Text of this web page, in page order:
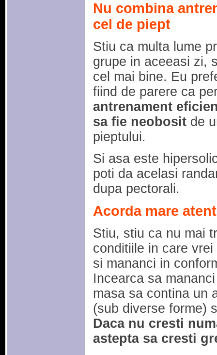
Nu combina
cel de piept
Stiu ca multa lume
grupe in aceeasi zi,
cel mai bine. Eu
fiind de parere ca
antrenament
sa fie neobositde
pieptului.
Si asa este
poti da acelasi
dupa pectorali.
Acorda mare
Stiu, stiu ca nu mai
conditiile in care
si mananci in
Incearca sa
masa sa contina un
(sub diverse forme)
Daca nu cresti
astepta sa cresti